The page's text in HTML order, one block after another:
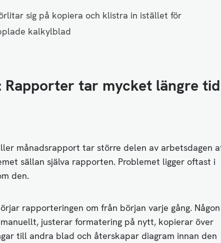
sig på kopiera och klistra in istället för
kalkylblad
Rapporter tar mycket längre
månadsrapport tar större delen av arbetsdagen
sällan själva rapporten. Problemet ligger oftast i
den.
rapporteringen om från början varje gång. Någon
justerar formatering på nytt, kopierar över
till andra blad och återskapar diagram innan den